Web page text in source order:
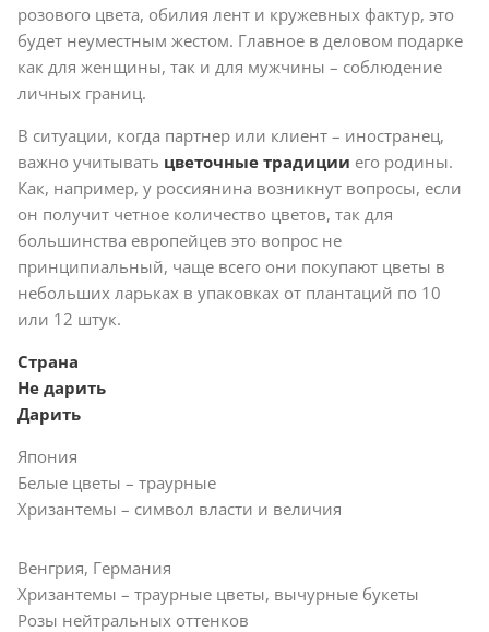
розового цвета, обилия лент и кружевных фактур, это
будет неуместным жестом. Главное в деловом подарке
как для женщины, так и для мужчины – соблюдение
личных границ.
В ситуации, когда партнер или клиент – иностранец,
важно учитывать цветочные традиции его родины.
Как, например, у россиянина возникнут вопросы, если
он получит четное количество цветов, так для
большинства европейцев это вопрос не
принципиальный, чаще всего они покупают цветы в
небольших ларьках в упаковках от плантаций по 10
или 12 штук.
Страна
Не дарить
Дарить
Япония
Белые цветы – траурные
Хризантемы – символ власти и величия
Венгрия, Германия
Хризантемы – траурные цветы, вычурные букеты
Розы нейтральных оттенков